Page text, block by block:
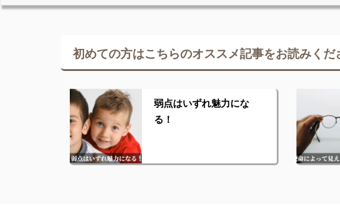
初めての方はこちらのオススメ記事をお読みくだ
弱点はいずれ魅力にな
る！